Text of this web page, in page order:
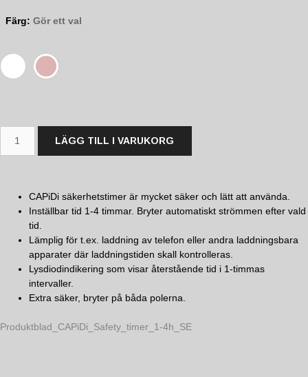
Färg: Gör ett val
LÄGG TILL I VARUKORG
CAPiDi säkerhetstimer är mycket säker och lätt att använda.
Inställbar tid 1-4 timmar. Bryter automatiskt strömmen efter vald
tid.
Lämplig för t.ex. laddning av telefon eller andra laddningsbara
apparater där laddningstiden skall kontrolleras.
Lysdiodindikering som visar återstående tid i 1-timmas
intervaller.
Extra säker, bryter på båda polerna.
Produktblad_CAPiDi_Safety_timer_1-4h_SE